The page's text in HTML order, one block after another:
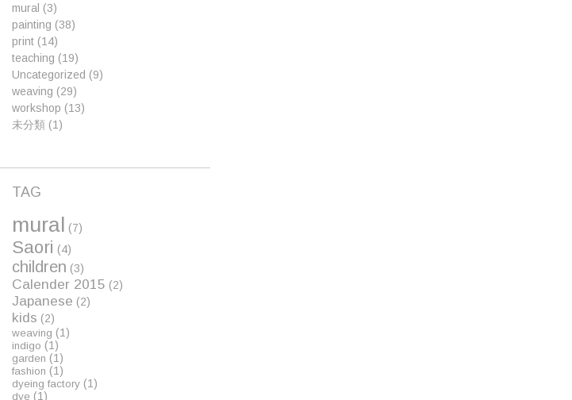
mural (3)
painting (38)
print (14)
teaching (19)
Uncategorized (9)
weaving (29)
workshop (13)
未分類 (1)
TAG
mural (7)
Saori (4)
children (3)
Calender 2015 (2)
Japanese (2)
kids (2)
weaving (1)
indigo (1)
garden (1)
fashion (1)
dyeing factory (1)
dye (1)